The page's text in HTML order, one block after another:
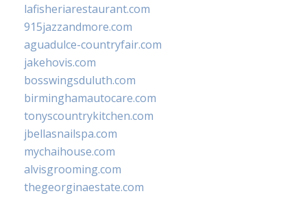
lafisheriarestaurant.com
915jazzandmore.com
aguadulce-countryfair.com
jakehovis.com
bosswingsduluth.com
birminghamautocare.com
tonyscountrykitchen.com
jbellasnailspa.com
mychaihouse.com
alvisgrooming.com
thegeorginaestate.com